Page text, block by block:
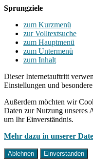
Sprungziele
zum Kurzmenü
zur Volltextsuche
zum Hauptmenü
zum Untermenü
zum Inhalt
Dieser Internetauftritt
Einstellungen und
Außerdem möchten wir
Daten zur Nutzung unseres
um Ihr Einverständnis.
Mehr dazu in unserer
Ablehnen Einverstanden